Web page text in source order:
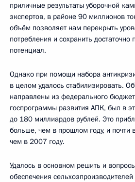
приличные результаты уборочной
экспертов, в районе 90 миллионов
объём позволяет нам перекрыть
потребления и сохранить
потенциал.
Однако при помощи набора
в целом удалось стабилизировать.
направлены из федерального
госпрограммы развития АПК, был в
до 180 миллиардов рублей. Это
больше, чем в прошлом году, и почти
чем в 2007 году.
Удалось в основном решить и
обеспечения